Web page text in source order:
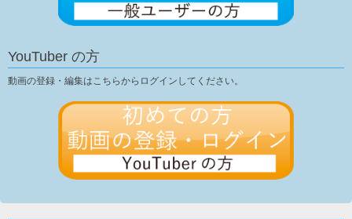
YouTuber の方
動画の登録・編集はこちらからログインしてください。